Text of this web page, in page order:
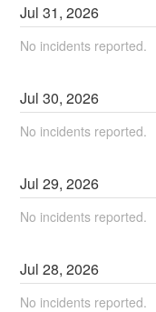
Jul31,2026
No incidents reported.
Jul30,2026
No incidents reported.
Jul29,2026
No incidents reported.
Jul28,2026
No incidents reported.